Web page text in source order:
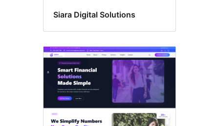
Siara Digital Solutions